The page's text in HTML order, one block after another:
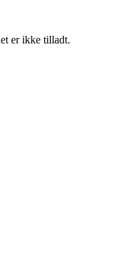
er ikke tilladt.